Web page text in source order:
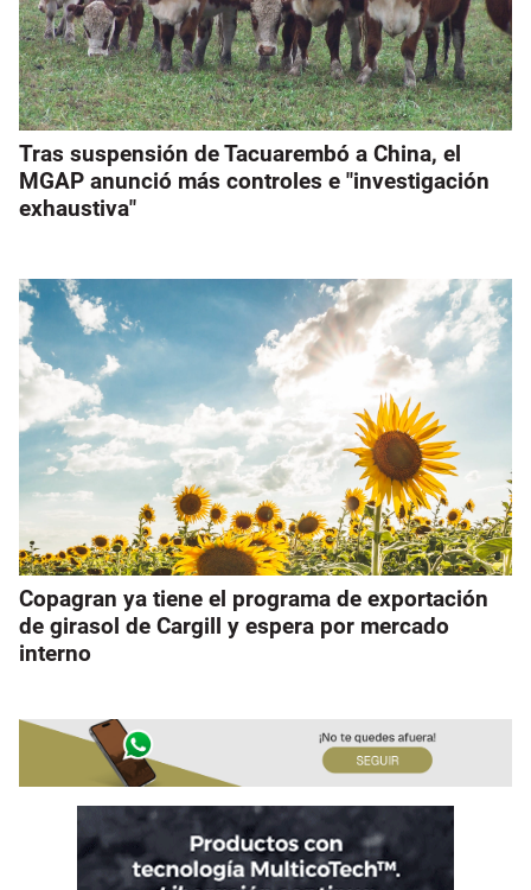
Tras suspensión de Tacuarembó a China, el
MGAP anunció más controles e "investigación
exhaustiva"
Copagran ya tiene el programa de exportación
de girasol de Cargill y espera por mercado
interno